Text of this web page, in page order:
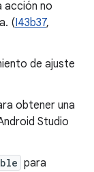
acción no
(I43b37,
de ajuste
obtener una
Studio
para